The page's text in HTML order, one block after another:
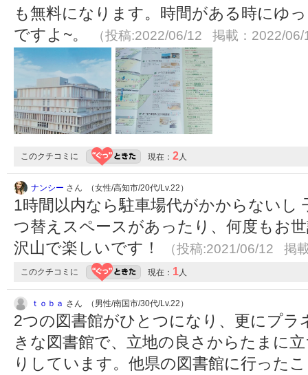
も無料になります。時間がある時にゆ
ですよ~。
（投稿:2022/06/12 掲載：2022/06/
このクチコミに 現在： 2人
ナンシー さん （女性/高知市/20代/Lv.22）
1時間以内なら駐車場代がかからないし
つ替えスペースがあったり、何度もお
沢山で楽しいです！
（投稿:2021/06/12 掲
このクチコミに 現在： 1人
ｔｏｂａ さん （男性/南国市/30代/Lv.22）
2つの図書館がひとつになり、更にプ
きな図書館で、立地の良さからたまに
りしています。他県の図書館に行った